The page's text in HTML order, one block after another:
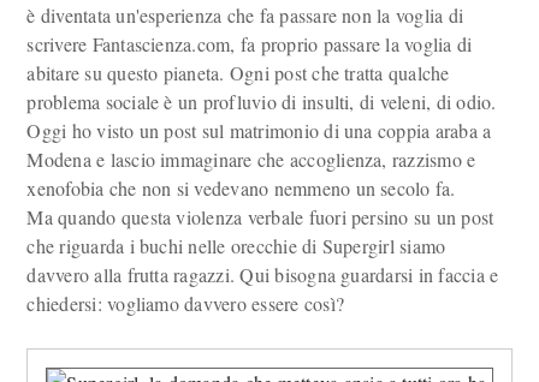
è diventata un'esperienza che fa passare non la voglia di
scrivere Fantascienza.com, fa proprio passare la voglia di
abitare su questo pianeta. Ogni post che tratta qualche
problema sociale è un profluvio di insulti, di veleni, di odio.
Oggi ho visto un post sul matrimonio di una coppia araba a
Modena e lascio immaginare che accoglienza, razzismo e
xenofobia che non si vedevano nemmeno un secolo fa.
Ma quando questa violenza verbale fuori persino su un post
che riguarda i buchi nelle orecchie di Supergirl siamo
davvero alla frutta ragazzi. Qui bisogna guardarsi in faccia e
chiedersi: vogliamo davvero essere così?